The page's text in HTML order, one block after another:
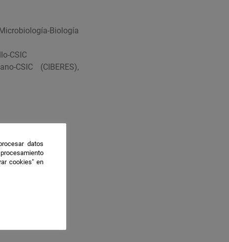
Biología
CSIC
CSIC (CIBERES),
datos
cookies" en